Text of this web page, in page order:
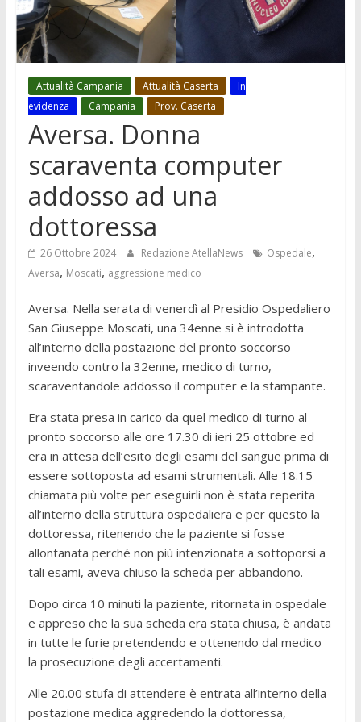
Attualità Campania Attualità Caserta
In
evidenza
Campania Prov. Caserta
Aversa. Donna
scaraventa computer
addosso ad una
dottoressa
26 Ottobre 2024 Redazione AtellaNews Ospedale,
Aversa, Moscati, aggressione medico
Aversa. Nella serata di venerdì al Presidio Ospedaliero
San Giuseppe Moscati, una 34enne si è introdotta
all’interno della postazione del pronto soccorso
inveendo contro la 32enne, medico di turno,
scaraventandole addosso il computer e la stampante.
Era stata presa in carico da quel medico di turno al
pronto soccorso alle ore 17.30 di ieri 25 ottobre ed
era in attesa dell’esito degli esami del sangue prima di
essere sottoposta ad esami strumentali. Alle 18.15
chiamata più volte per eseguirli non è stata reperita
all’interno della struttura ospedaliera e per questo la
dottoressa, ritenendo che la paziente si fosse
allontanata perché non più intenzionata a sottoporsi a
tali esami, aveva chiuso la scheda per abbandono.
Dopo circa 10 minuti la paziente, ritornata in ospedale
e appreso che la sua scheda era stata chiusa, è andata
in tutte le furie pretendendo e ottenendo dal medico
la prosecuzione degli accertamenti.
Alle 20.00 stufa di attendere è entrata all’interno della
postazione medica aggredendo la dottoressa,